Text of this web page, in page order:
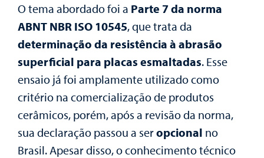
O tema abordado foi a Parte 7 da norma
ABNT NBR ISO 10545, que trata da
determinação da resistência à abrasão
superficial para placas esmaltadas. Esse
ensaio já foi amplamente utilizado como
critério na comercialização de produtos
cerâmicos, porém, após a revisão da norma,
sua declaração passou a seropcional no
Brasil. Apesar disso, o conhecimento técnico